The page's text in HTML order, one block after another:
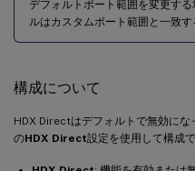
デフォルトポート範囲を変更す
ルはカスタムポート範囲と一致す
構成について
HDX Directはデフォルトで無効に
のHDX Direct設定を使用して構成で